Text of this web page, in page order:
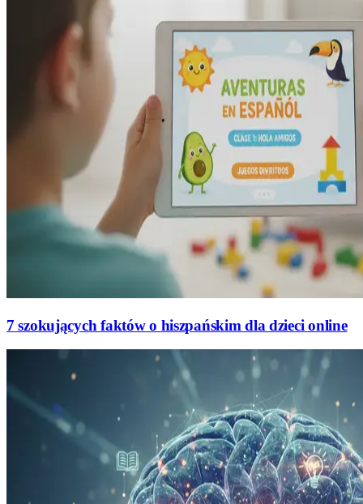
7 szokujących faktów o hiszpańskim dla dzieci online